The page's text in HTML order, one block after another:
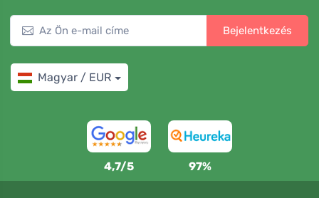
Bejelentkezés
Magyar / EUR
4,7/5 97%